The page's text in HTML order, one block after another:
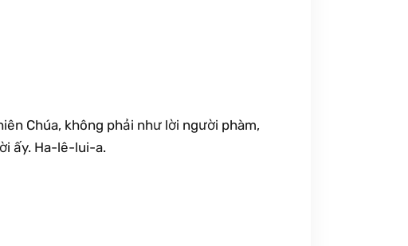
Chúa, không phải như lời người phàm,
ấy. Ha-lê-lui-a.